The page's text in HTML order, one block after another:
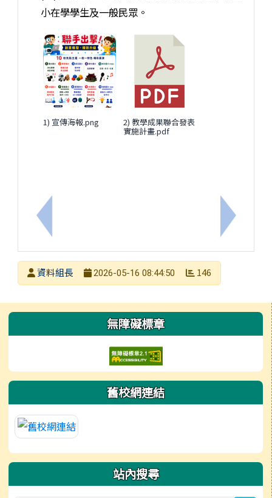
上一筆：安順國中辦理「114學年度國民中學區域職
小在學學生及一般民眾。
1) 宣傳海報.png 2) 教學成果聯合發表
實施計畫.pdf
下一筆：
發布者
資料組長
2026-05-16 08:44:50 146
左邊區域內容 無障礙標章
舊校網連結
站內搜尋